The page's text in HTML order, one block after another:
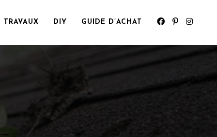
TRAVAUX DIY GUIDE D’ACHAT